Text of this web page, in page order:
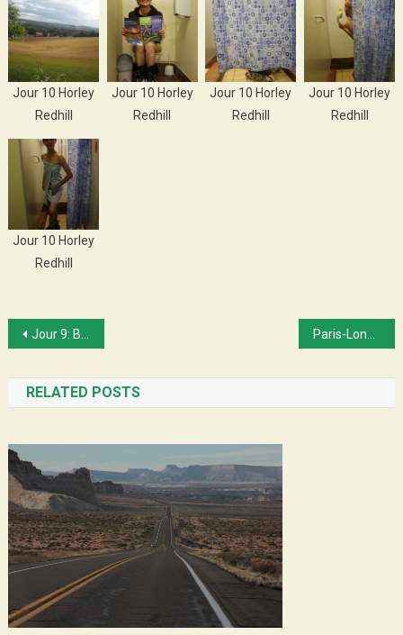
Jour 10 Horley
Redhill
Jour 10 Horley
Redhill
Jour 10 Horley
Redhill
Jour 10 Horley
Redhill
Jour 10 Horley
Redhill
Post
navigation
Jour 9: Bolney – Horley! Paris-Londres 3e épisode: podcast
RELATED POSTS